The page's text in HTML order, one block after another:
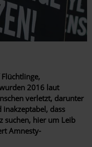
2016 laut
verletzt, darunter
dass
suchen, hier um Leib
Amnesty-